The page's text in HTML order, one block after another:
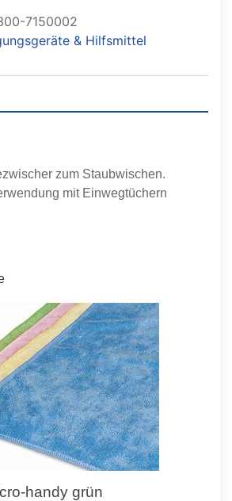
7150002
& Hilfsmittel
zum Staubwischen.
mit Einwegtüchern
handy grün